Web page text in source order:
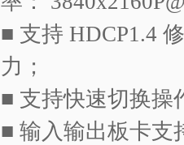
■ 支持 HDCP1.4
力；
■ 支持快速切换操
■ 输入输出板卡支